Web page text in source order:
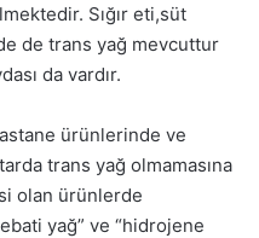
Sığır eti,süt
de trans yağ mevcuttur
da vardır.
ürünlerinde ve
trans yağ olmamasına
olan ürünlerde
yağ” ve “hidrojene